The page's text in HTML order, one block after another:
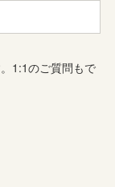
1:1のご質問もで